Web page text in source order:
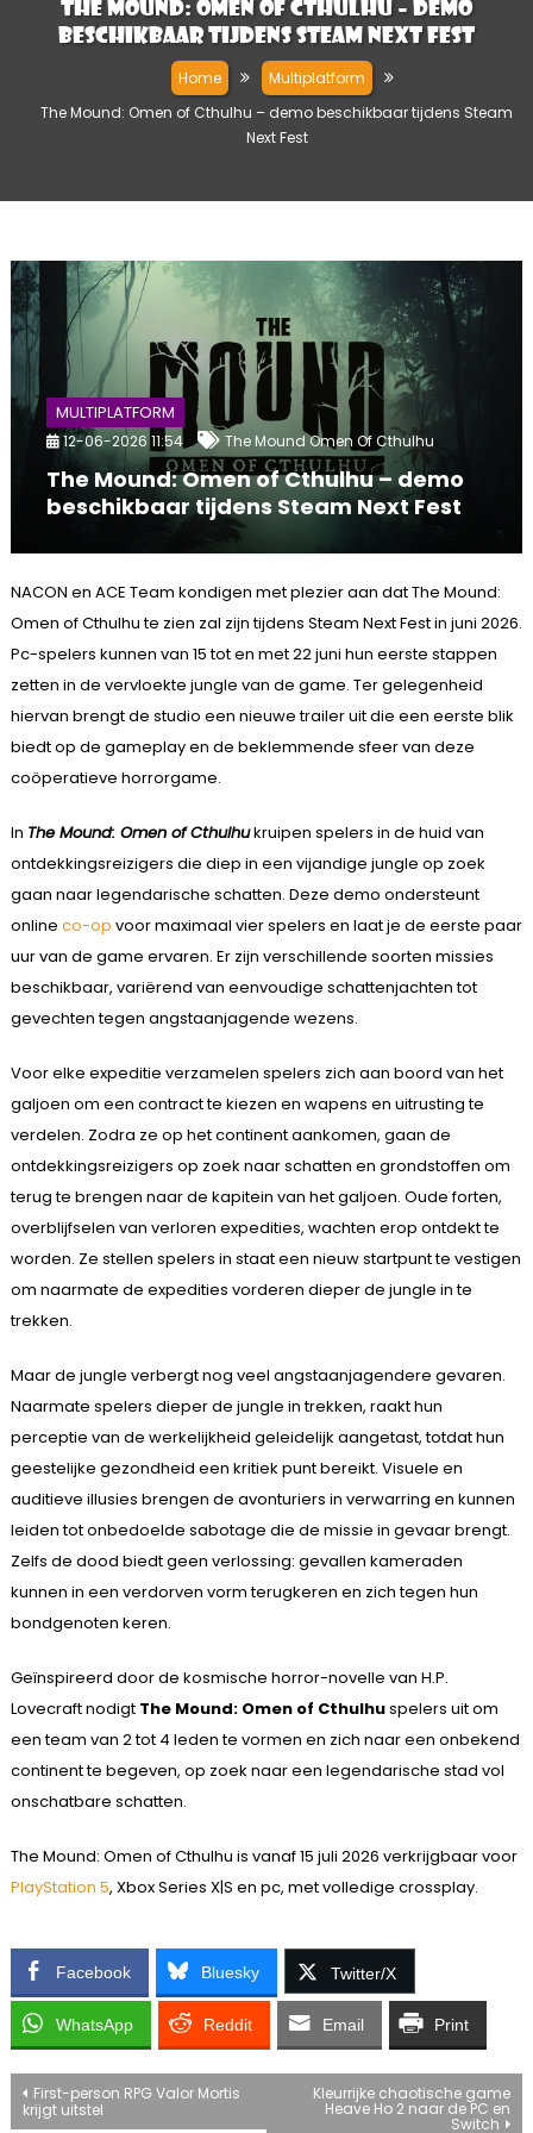
The Mound: Omen of Cthulhu – demo
beschikbaar tijdens Steam Next Fest
Home
Multiplatform
The Mound: Omen of Cthulhu – demo beschikbaar tijdens Steam
Next Fest
MULTIPLATFORM
12-06-2026 11:54 The Mound Omen Of Cthulhu
The Mound: Omen of Cthulhu – demo
beschikbaar tijdens Steam Next Fest
NACON en ACE Team kondigen met plezier aan dat The Mound:
Omen of Cthulhu te zien zal zijn tijdens Steam Next Fest in juni 2026.
Pc-spelers kunnen van 15 tot en met 22 juni hun eerste stappen
zetten in de vervloekte jungle van de game. Ter gelegenheid
hiervan brengt de studio een nieuwe trailer uit die een eerste blik
biedt op de gameplay en de beklemmende sfeer van deze
coöperatieve horrorgame.
In The Mound: Omen of Cthulhukruipen spelers in de huid van
ontdekkingsreizigers die diep in een vijandige jungle op zoek
gaan naar legendarische schatten. Deze demo ondersteunt
online co-op voor maximaal vier spelers en laat je de eerste paar
uur van de game ervaren. Er zijn verschillende soorten missies
beschikbaar, variërend van eenvoudige schattenjachten tot
gevechten tegen angstaanjagende wezens.
Voor elke expeditie verzamelen spelers zich aan boord van het
galjoen om een contract te kiezen en wapens en uitrusting te
verdelen. Zodra ze op het continent aankomen, gaan de
ontdekkingsreizigers op zoek naar schatten en grondstoffen om
terug te brengen naar de kapitein van het galjoen. Oude forten,
overblijfselen van verloren expedities, wachten erop ontdekt te
worden. Ze stellen spelers in staat een nieuw startpunt te vestigen
om naarmate de expedities vorderen dieper de jungle in te
trekken.
Maar de jungle verbergt nog veel angstaanjagendere gevaren.
Naarmate spelers dieper de jungle in trekken, raakt hun
perceptie van de werkelijkheid geleidelijk aangetast, totdat hun
geestelijke gezondheid een kritiek punt bereikt. Visuele en
auditieve illusies brengen de avonturiers in verwarring en kunnen
leiden tot onbedoelde sabotage die de missie in gevaar brengt.
Zelfs de dood biedt geen verlossing: gevallen kameraden
kunnen in een verdorven vorm terugkeren en zich tegen hun
bondgenoten keren.
Geïnspireerd door de kosmische horror-novelle van H.P.
Lovecraft nodigt The Mound: Omen of Cthulhuspelers uit om
een team van 2 tot 4 leden te vormen en zich naar een onbekend
continent te begeven, op zoek naar een legendarische stad vol
onschatbare schatten.
The Mound: Omen of Cthulhu is vanaf 15 juli 2026 verkrijgbaar voor
PlayStation 5, Xbox Series X|S en pc, met volledige crossplay.
Facebook Bluesky Twitter/X
WhatsApp Reddit Email Print
Bericht
First-person RPG Valor Mortis
krijgt uitstel
Kleurrijke chaotische game
Heave Ho 2 naar de PC en
Switch